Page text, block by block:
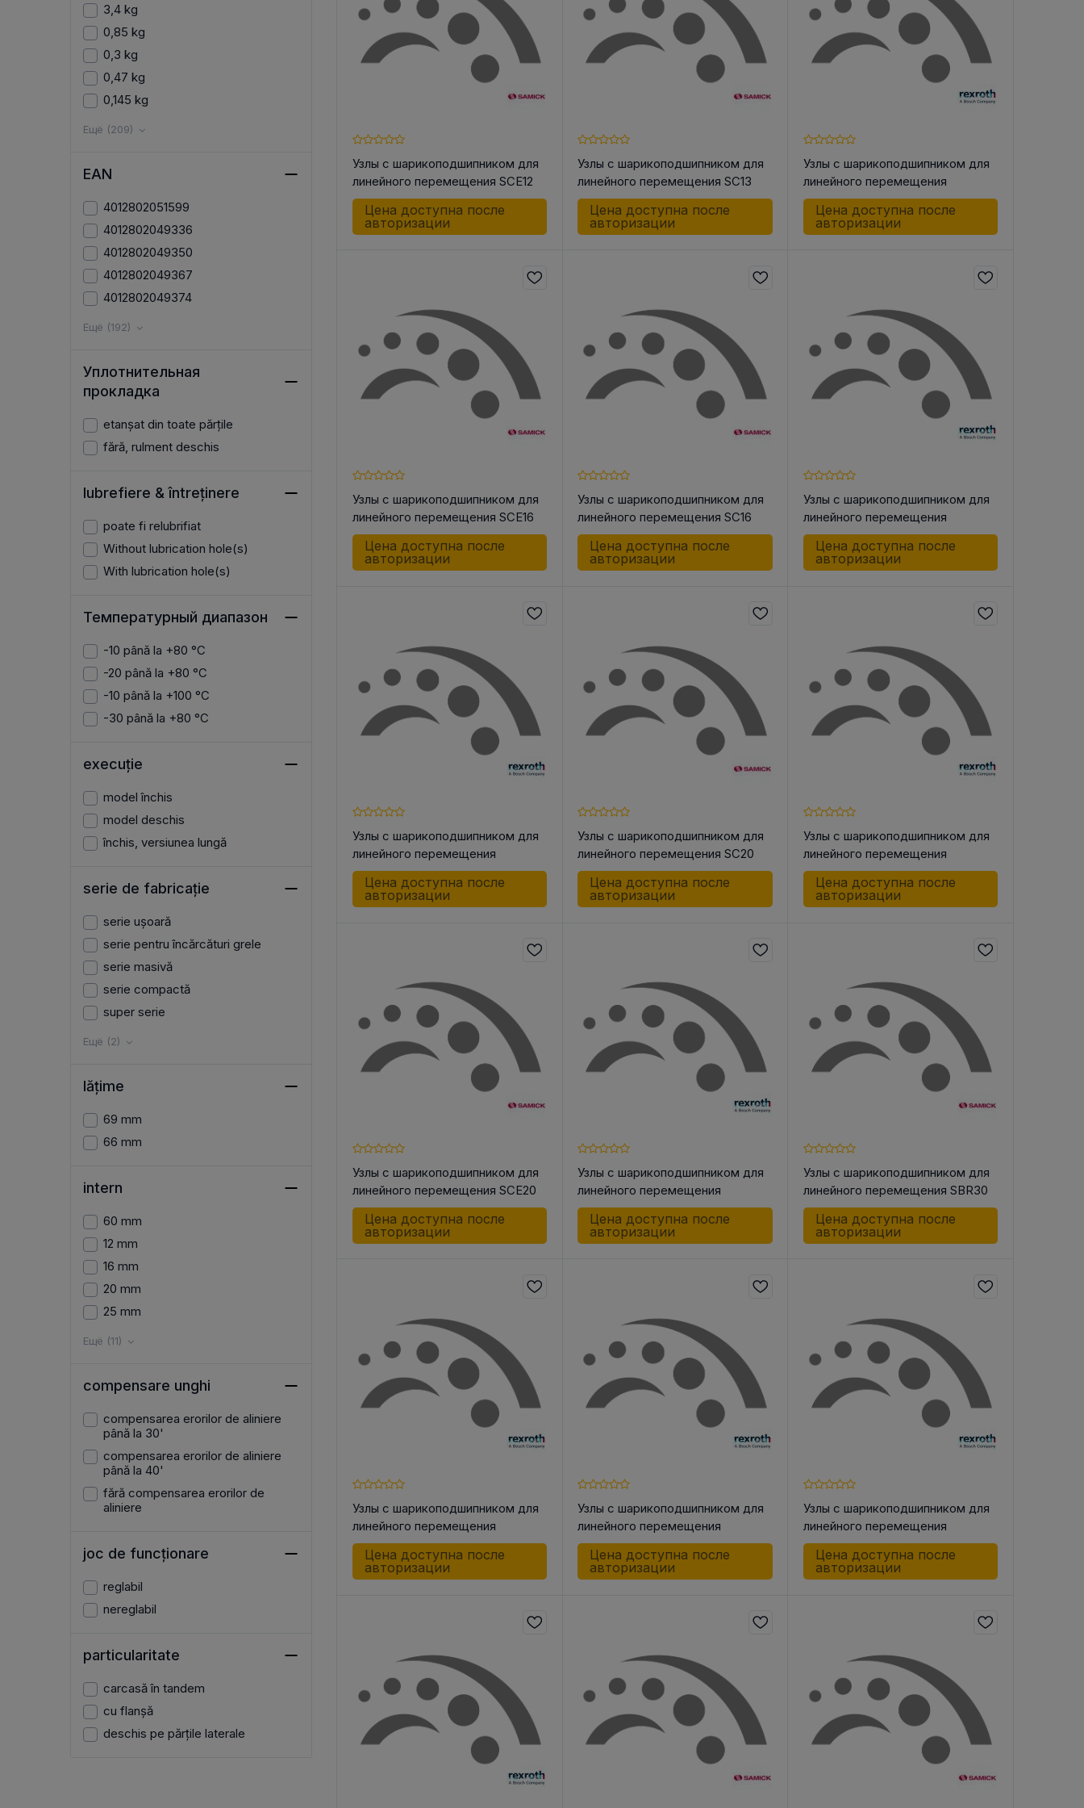
3,4 kg
0,85 kg
0,3 kg
0,47 kg
0,145 kg
Ещё (209)
EAN
4012802051599
4012802049336
4012802049350
4012802049367
4012802049374
Ещё (192)
Уплотнительная
прокладка
etanșat din toate părțile
fără, rulment deschis
lubrefiere & întreținere
poate fi relubrifiat
Without lubrication hole(s)
With lubrication hole(s)
Температурный диапазон
-10 până la +80 °C
-20 până la +80 °C
-10 până la +100 °C
-30 până la +80 °C
execuție
model închis
model deschis
închis, versiunea lungă
serie de fabricație
serie ușoară
serie pentru încărcături grele
serie masivă
serie compactă
super serie
Ещё (2)
lățime
69 mm
66 mm
intern
60 mm
12 mm
16 mm
20 mm
25 mm
Ещё (11)
compensare unghi
compensarea erorilor de aliniere
până la 30'
compensarea erorilor de aliniere
până la 40'
fără compensarea erorilor de
aliniere
joc de funcționare
reglabil
nereglabil
particularitate
carcasă în tandem
cu flanșă
deschis pe părțile laterale
Узлы с шарикоподшипником для
линейного перемещения SCE12
WUU
Цена доступна после
авторизации
Узлы с шарикоподшипником для
линейного перемещения SC13
WUU
Цена доступна после
авторизации
Узлы с шарикоподшипником для
линейного перемещения
R106021600 LSK-16 DD
Цена доступна после
авторизации
Узлы с шарикоподшипником для
линейного перемещения SCE16
WUU
Цена доступна после
авторизации
Узлы с шарикоподшипником для
линейного перемещения SC16
WUU
Цена доступна после
авторизации
Узлы с шарикоподшипником для
линейного перемещения
R106021220 LSK-12 -DD-NR
Цена доступна после
авторизации
Узлы с шарикоподшипником для
линейного перемещения
R106022000 LSK-20 DD
Цена доступна после
авторизации
Узлы с шарикоподшипником для
линейного перемещения SC20
WUU
Цена доступна после
авторизации
Узлы с шарикоподшипником для
линейного перемещения
R106022500 LSK-25 DD
Цена доступна после
авторизации
Узлы с шарикоподшипником для
линейного перемещения SCE20
WUU
Цена доступна после
авторизации
Узлы с шарикоподшипником для
линейного перемещения
R102721244 LSAC-12 -DD-G
Цена доступна после
авторизации
Узлы с шарикоподшипником для
линейного перемещения SBR30
UU
Цена доступна после
авторизации
Узлы с шарикоподшипником для
линейного перемещения
R106023000 LSK-30 DD
Цена доступна после
авторизации
Узлы с шарикоподшипником для
линейного перемещения
R102721644 LSAC-16 -DD-G
Цена доступна после
авторизации
Узлы с шарикоподшипником для
линейного перемещения
R102722044 LSAC-20 -DD-G
Цена доступна после
авторизации